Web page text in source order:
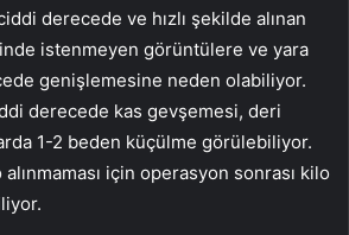
derecede ve hızlı şekilde alınan
istenmeyen görüntülere ve yara
genişlemesine neden olabiliyor.
derecede kas gevşemesi, deri
1-2 beden küçülme görülebiliyor.
için operasyon sonrası kilo